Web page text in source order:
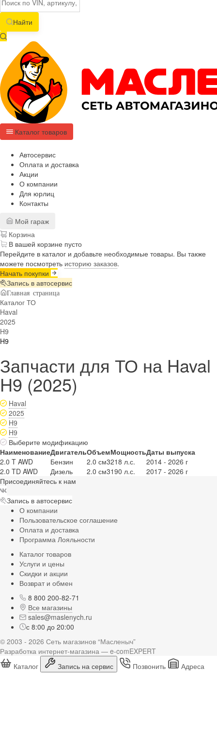
Найти
Каталог товаров
Автосервис
Оплата и доставка
Акции
О компании
Для юрлиц
Контакты
Мой гараж
Корзина
В вашей корзине пусто
Перейдите в каталог и добавьте необходимые товары. Вы также
можете посмотреть историю заказов.
Начать покупки
Запись в автосервис
Главная страница
Каталог ТО
Haval
2025
H9
H9
Запчасти для ТО на Haval
H9 (2025)
Haval
2025
H9
H9
Выберите модификацию
НаименованиеДвигательОбъемМощностьДаты выпуска
2.0 T AWD
Бензин 2.0 см3218 л.с.
2014 - 2026 г
2.0 TD AWD
Дизель 2.0 см3190 л.с.
2017 - 2026 г
Присоединяйтесь к нам
Запись в автосервис
О компании
Пользовательское соглашение
Оплата и доставка
Программа Лояльности
Каталог товаров
Услуги и цены
Скидки и акции
Возврат и обмен
8 800 200-82-71
Все магазины
sales@maslenych.ru
с 8:00 до 20:00
© 2003 - 2026 Сеть магазинов “Масленыч”
Разработка интернет-магазина — e-comEXPERT
Каталог
Запись на сервис Позвонить Адреса